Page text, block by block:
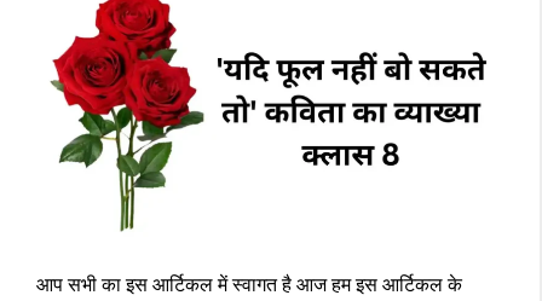
आप सभी का इस आर्टिकल में स्वागत है आज हम इस आर्टिकल के